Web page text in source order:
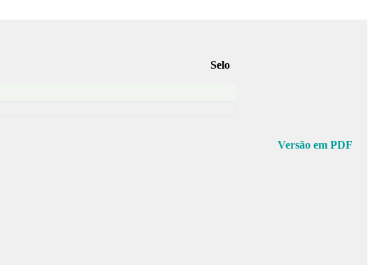
Selo
Versão em PDF